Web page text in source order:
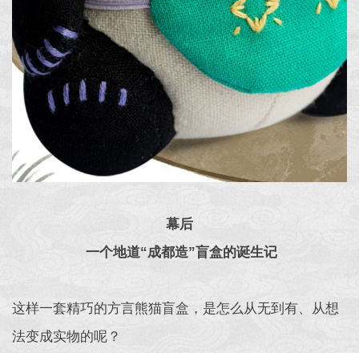
幕后
一个地道“成都造”盲盒的诞生记
这样一套精巧的方言熊猫盲盒，是怎么从无到有、从想
法变成实物的呢？